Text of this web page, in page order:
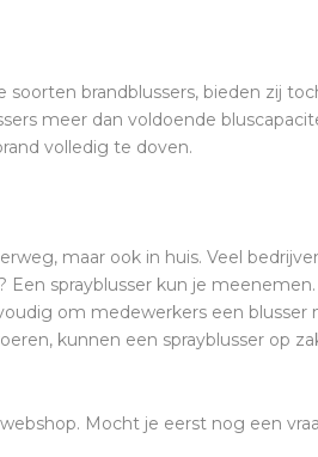
soorten brandblussers, bieden zij
meer dan voldoende
volledig te doven.
maar ook in huis. Veel
Een sprayblusser kun je
om medewerkers een blusser
kunnen een sprayblusser op
Mocht je eerst nog een